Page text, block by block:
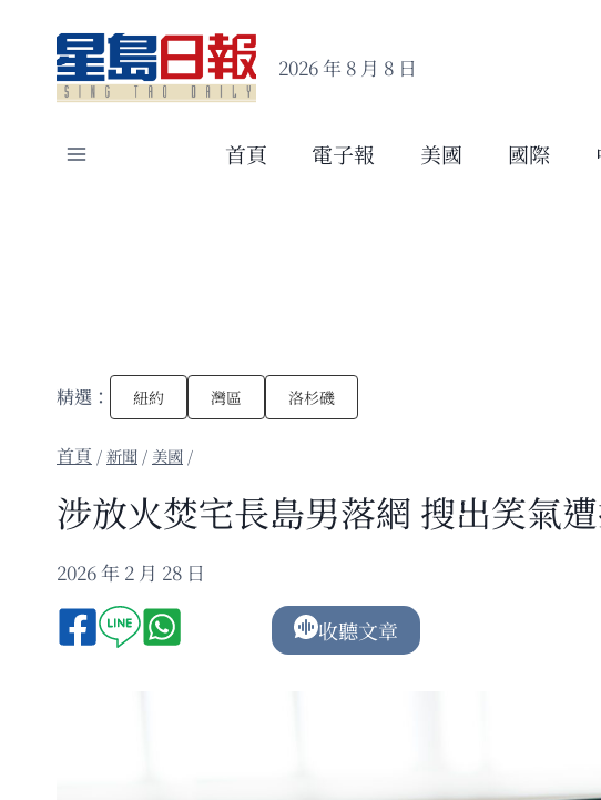
content
2026 年 8 月 8 日
首頁 電子報 美國 國際
精選： 紐約 灣區 洛杉磯
/新聞 / 美國 /
涉放火焚宅長島男落網 搜出笑氣
2026 年 2 月 28 日
收聽文章